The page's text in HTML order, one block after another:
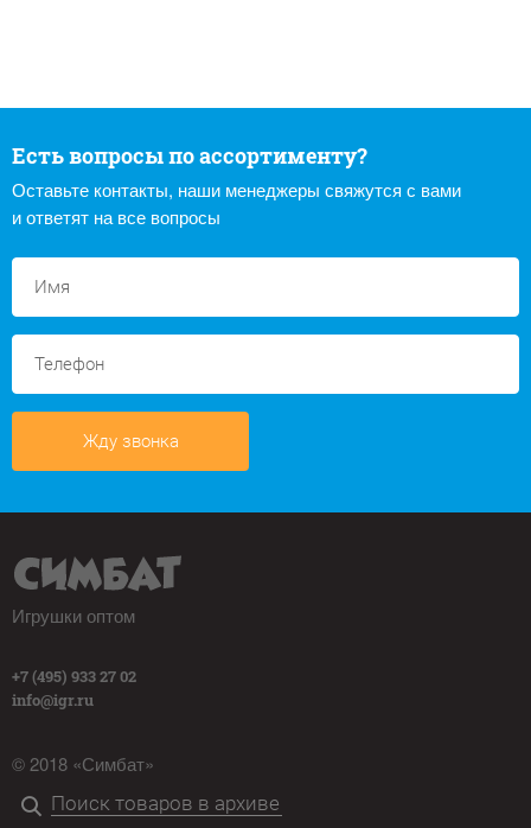
Есть вопросы по ассортименту?
Оставьте контакты, наши менеджеры свяжутся с вами
и ответят на все вопросы
Жду звонка
Игрушки оптом
+7 (495) 933 27 02
info@igr.ru
© 2018 «Симбат»